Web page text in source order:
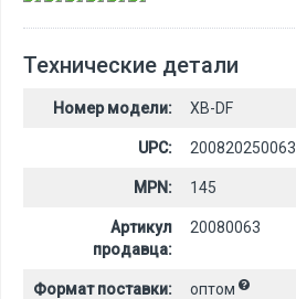
Технические детали
Номер модели: XB-DF
UPC: 200820250063
MPN: 145
Артикул
продавца:
20080063
Формат поставки: оптом